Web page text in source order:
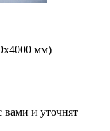
мм)
вами и уточнят